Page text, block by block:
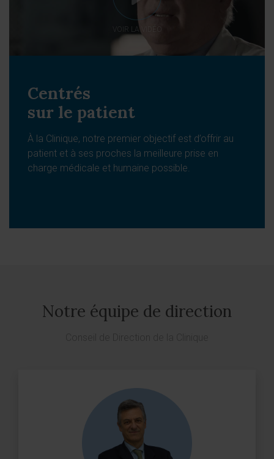
Centrés
sur le patient
À la Clinique, notre premier objectif est d’offrir au
patient et à ses proches la meilleure prise en
charge médicale et humaine possible.
VOIR LA VIDÉO
Notre équipe de direction